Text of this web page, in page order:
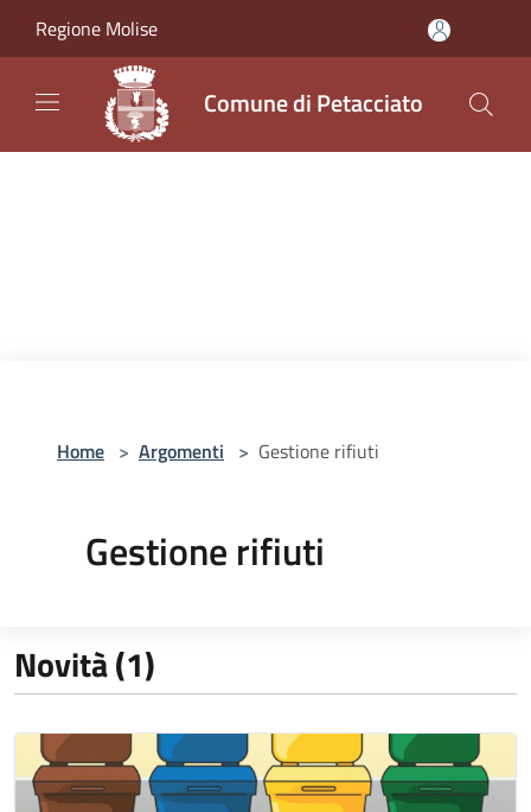
Regione Molise
Comune di Petacciato
Home > Argomenti > Gestione rifiuti
Gestione rifiuti
Novità (1)